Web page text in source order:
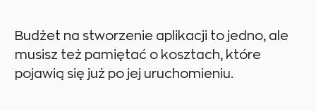
Budżet na stworzenie aplikacji to jedno, ale
musisz też pamiętać o kosztach, które
pojawią się już po jej uruchomieniu.